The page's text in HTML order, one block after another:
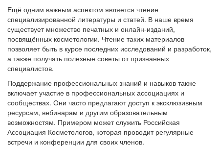
Ещё одним важным аспектом является чтение
специализированной литературы и статей. В наше время
существует множество печатных и онлайн-изданий,
посвящённых косметологии. Чтение таких материалов
позволяет быть в курсе последних исследований и разработок,
а также получать полезные советы от признанных
специалистов.
Поддержание профессиональных знаний и навыков также
включает участие в профессиональных ассоциациях и
сообществах. Они часто предлагают доступ к эксклюзивным
ресурсам, вебинарам и другим образовательным
возможностям. Примером может служить Российская
Ассоциация Косметологов, которая проводит регулярные
встречи и конференции для своих членов.